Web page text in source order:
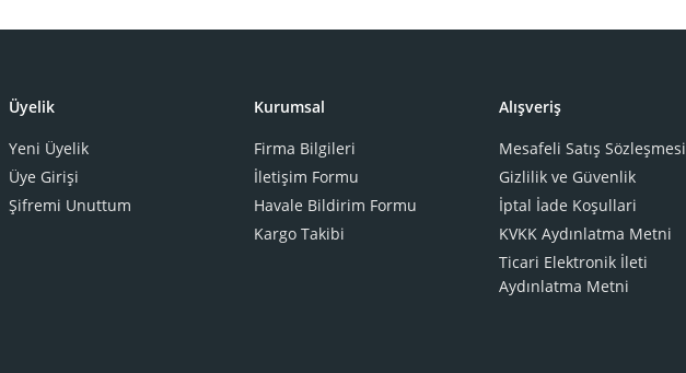
Üyelik
Yeni Üyelik
Üye Girişi
Şifremi Unuttum
Kurumsal
Firma Bilgileri
İletişim Formu
Havale Bildirim Formu
Kargo Takibi
Alışveriş
Mesafeli Satış Sözleşmesi
Gizlilik ve Güvenlik
İptal İade Koşullari
KVKK Aydınlatma Metni
Ticari Elektronik İleti
Aydınlatma Metni